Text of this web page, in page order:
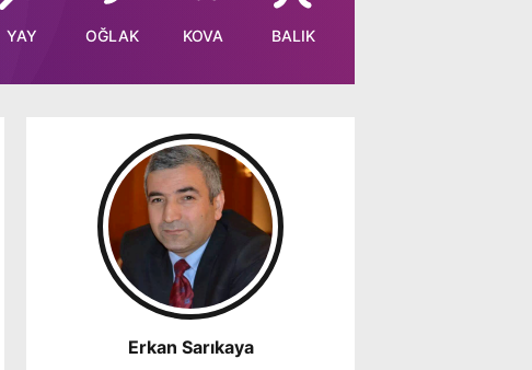
YAY OĞLAK KOVA BALIK
Erkan Sarıkaya